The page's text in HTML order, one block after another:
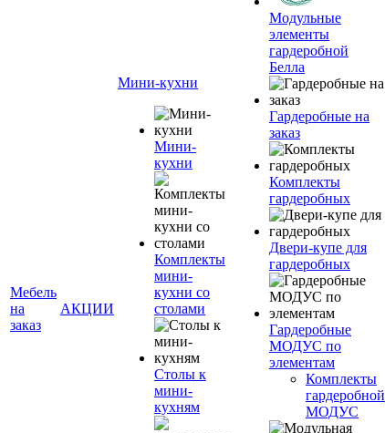
Мебель
на
заказ
АКЦИИ
Мини-кухни
Мини-
кухни
Комплекты
мини-
кухни со
столами
Столы к
мини-
кухням
Модульные
элементы
гардеробной
Белла
Гардеробные на
заказ
Комплекты
гардеробных
Двери-купе для
гардеробных
Гардеробные
МОДУС по
элементам
Комплекты
гардеробной
МОДУС